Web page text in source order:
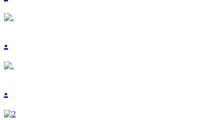
.
.